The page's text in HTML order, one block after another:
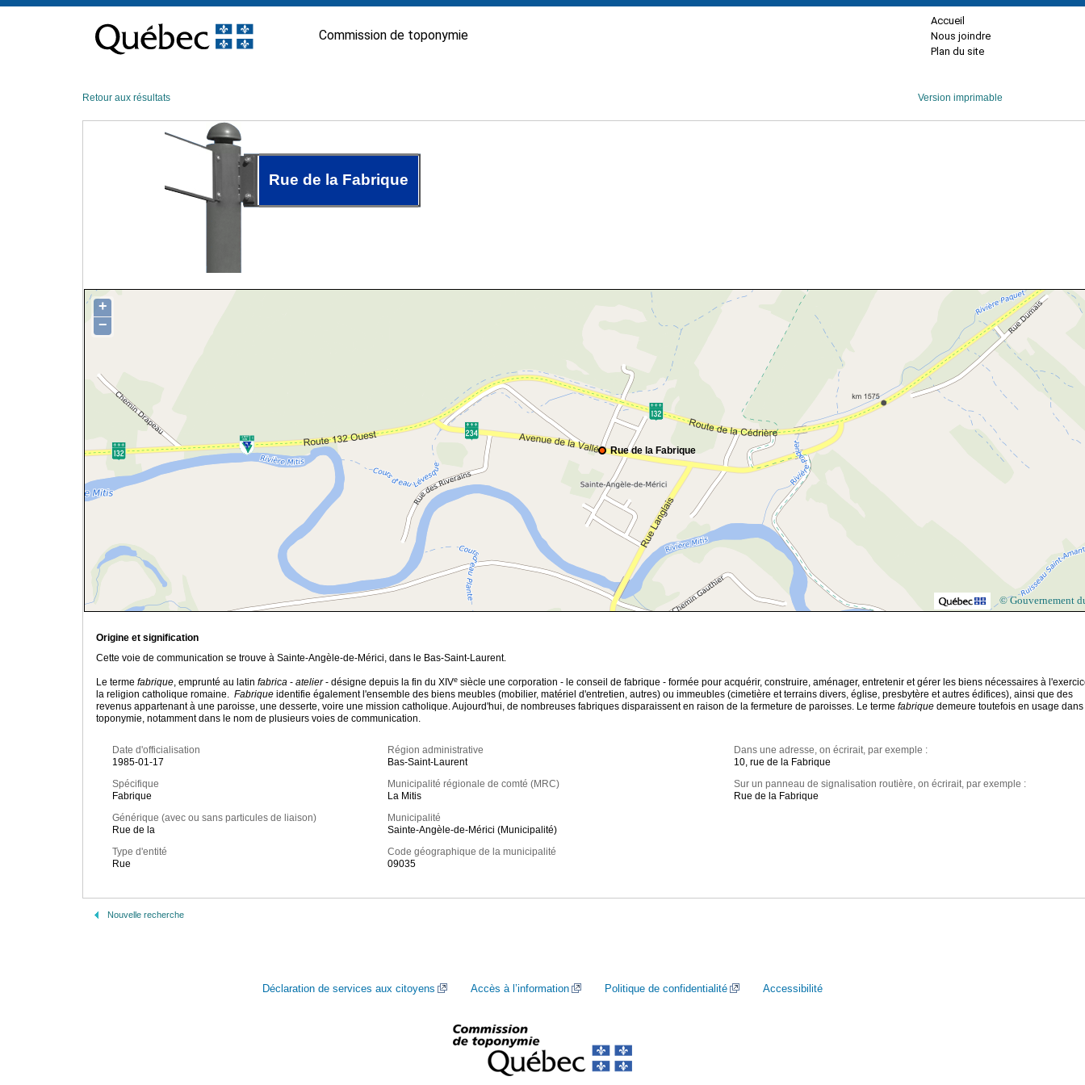
contenu
Commission de toponymie
Accueil
Nous joindre
Plan du site
Retour aux résultats Version imprimable
Rue de la Fabrique
Rue de la Fabrique
+
−
© Gouvernement
Origine et signification
Cette voie de communication se trouve à Sainte-Angèle-de-Mérici, dans le Bas-Saint-Laurent.
Le terme fabrique, emprunté au latin fabrica - atelier- désigne depuis la fin du XIVe siècle une corporation - le conseil de fabrique - formée pour acquérir, construire, aménager, entretenir et gérer les biens nécessaires à
la religion catholique romaine. Fabrique identifie également l'ensemble des biens meubles (mobilier, matériel d'entretien, autres) ou immeubles (cimetière et terrains divers, église, presbytère et autres édifices), ainsi que des
revenus appartenant à une paroisse, une desserte, voire une mission catholique. Aujourd'hui, de nombreuses fabriques disparaissent en raison de la fermeture de paroisses. Le terme fabrique demeure toutefois en usage
toponymie, notamment dans le nom de plusieurs voies de communication.
Date d'officialisation
1985-01-17
Spécifique
Fabrique
Générique (avec ou sans particules de liaison)
Rue de la
Type d'entité
Rue
Région administrative
Bas-Saint-Laurent
Municipalité régionale de comté (MRC)
La Mitis
Municipalité
Sainte-Angèle-de-Mérici (Municipalité)
Code géographique de la municipalité
09035
Dans une adresse, on écrirait, par exemple :
10, rue de la Fabrique
Sur un panneau de signalisation routière, on écrirait, par exemple :
Rue de la Fabrique
Nouvelle recherche
Déclaration de services aux citoyens Accès à l’information Politique de confidentialité Accessibilité